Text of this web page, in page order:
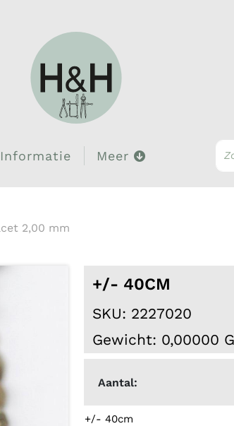
Informatie Meer
2,00 mm
+/- 40CM
SKU: 2227020
Gewicht: 0,00000
Aantal:
+/- 40cm